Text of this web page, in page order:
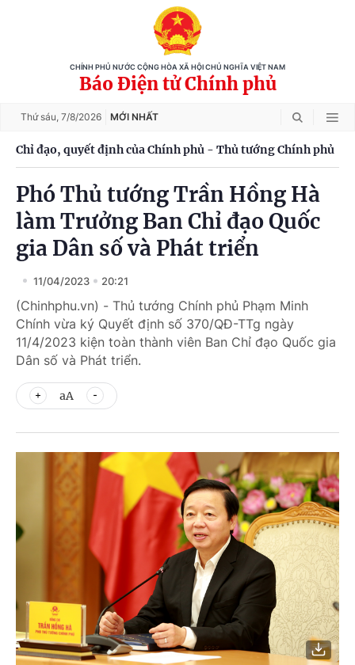
CHÍNH PHỦ NƯỚC CỘNG HÒA XÃ HỘI CHỦ NGHĨA VIỆT NAM
Báo Điện tử Chính phủ
Thứ sáu, 7/8/2026 MỚI NHẤT
Chỉ đạo, quyết định của Chính phủ - Thủ tướng Chính phủ
Phó Thủ tướng Trần Hồng Hà
làm Trưởng Ban Chỉ đạo Quốc
gia Dân số và Phát triển
11/04/2023 20:21
(Chinhphu.vn) - Thủ tướng Chính phủ Phạm Minh
Chính vừa ký Quyết định số 370/QĐ-TTg ngày
11/4/2023 kiện toàn thành viên Ban Chỉ đạo Quốc gia
Dân số và Phát triển.
aA